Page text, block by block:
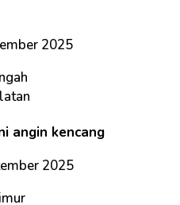
2025
angin kencang
2025